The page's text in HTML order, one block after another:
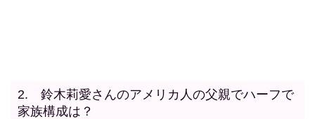
2. 鈴木莉愛さんのアメリカ人の父親でハーフで
家族構成は？